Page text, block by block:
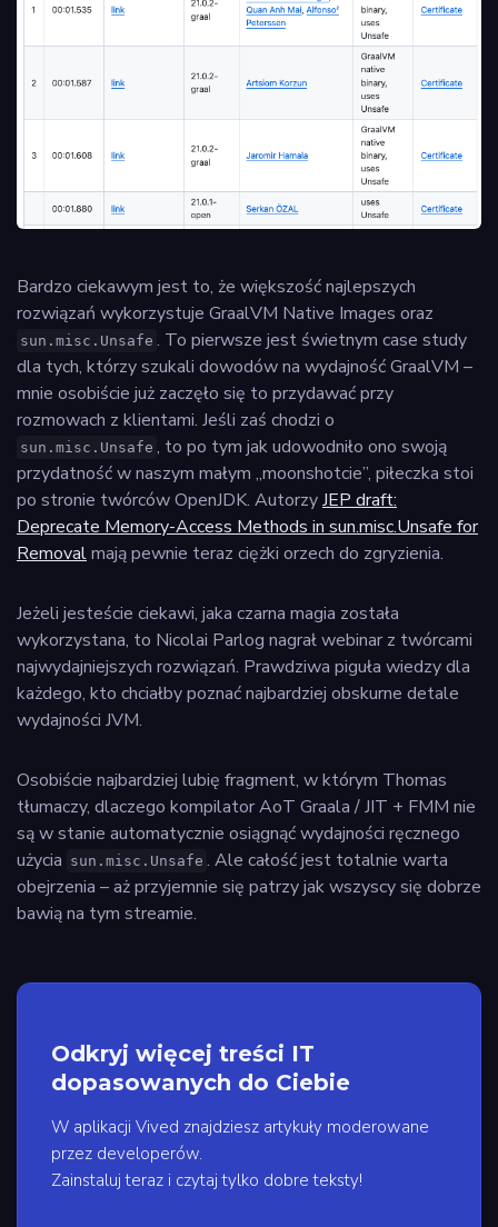
Bardzo ciekawym jest to, że większość najlepszych
rozwiązań wykorzystuje GraalVM Native Images oraz
sun.misc.Unsafe . To pierwsze jest świetnym case study
dla tych, którzy szukali dowodów na wydajność GraalVM –
mnie osobiście już zaczęło się to przydawać przy
rozmowach z klientami. Jeśli zaś chodzi o
sun.misc.Unsafe , to po tym jak udowodniło ono swoją
przydatność w naszym małym „moonshotcie”, piłeczka stoi
po stronie twórców OpenJDK. AutorzyJEP draft:
Deprecate Memory-Access Methods in sun.misc.Unsafe for
Removalmają pewnie teraz ciężki orzech do zgryzienia.
Jeżeli jesteście ciekawi, jaka czarna magia została
wykorzystana, to Nicolai Parlog nagrał webinar z twórcami
najwydajniejszych rozwiązań. Prawdziwa piguła wiedzy dla
każdego, kto chciałby poznać najbardziej obskurne detale
wydajności JVM.
Osobiście najbardziej lubię fragment, w którym Thomas
tłumaczy, dlaczego kompilator AoT Graala / JIT + FMM nie
są w stanie automatycznie osiągnąć wydajności ręcznego
użycia sun.misc.Unsafe . Ale całość jest totalnie warta
obejrzenia – aż przyjemnie się patrzy jak wszyscy się dobrze
bawią na tym streamie.
Odkryj więcej treści IT
dopasowanych do Ciebie
W aplikacji Vived znajdziesz artykuły moderowane
przez developerów.
Zainstaluj teraz i czytaj tylko dobre teksty!